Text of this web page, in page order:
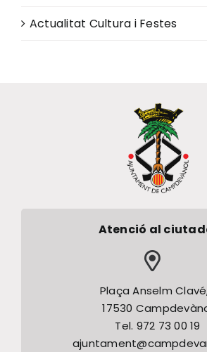
Actualitat Cultura i Festes
Atenció al
Plaça Anselm
17530
Tel. 972 73 00 19